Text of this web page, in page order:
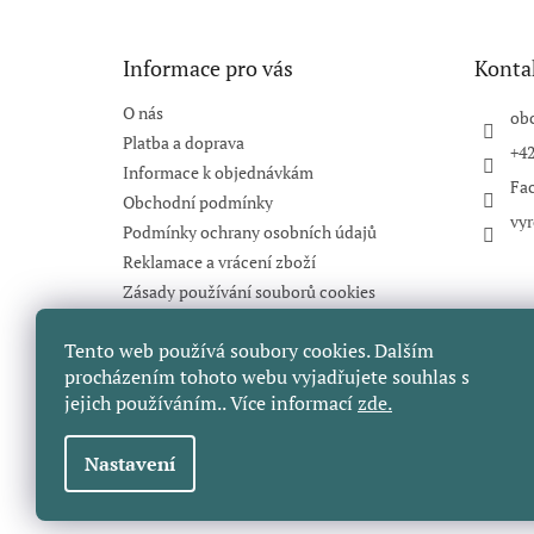
Tento web používá soubory cookies. Dalším
procházením tohoto webu vyjadřujete souhlas s
jejich používáním.. Více informacízde.
Nastavení
Informace pro vás
O nás
Platba a doprava
Informace k objednávkám
Obchodní podmínky
Podmínky ochrany osobních údajů
Reklamace a vrácení zboží
Zásady používání souborů cookies
Recenze
Blog
Moje objednávka